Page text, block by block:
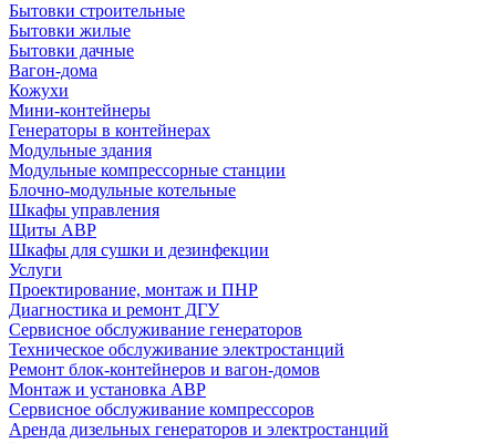
Бытовки строительные
Бытовки жилые
Бытовки дачные
Вагон-дома
Кожухи
Мини-контейнеры
Генераторы в контейнерах
Модульные здания
Модульные компрессорные станции
Блочно-модульные котельные
Шкафы управления
Щиты АВР
Шкафы для сушки и дезинфекции
Услуги
Проектирование, монтаж и ПНР
Диагностика и ремонт ДГУ
Сервисное обслуживание генераторов
Техническое обслуживание электростанций
Ремонт блок-контейнеров и вагон-домов
Монтаж и установка АВР
Сервисное обслуживание компрессоров
Аренда дизельных генераторов и электростанций